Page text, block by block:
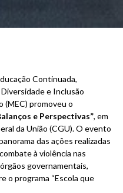
Continuada,
e Inclusão
(MEC) promoveu o
e Perspectivas”, em
da União (CGU). O evento
das ações realizadas
à violência nas
governamentais,
o programa “Escola que